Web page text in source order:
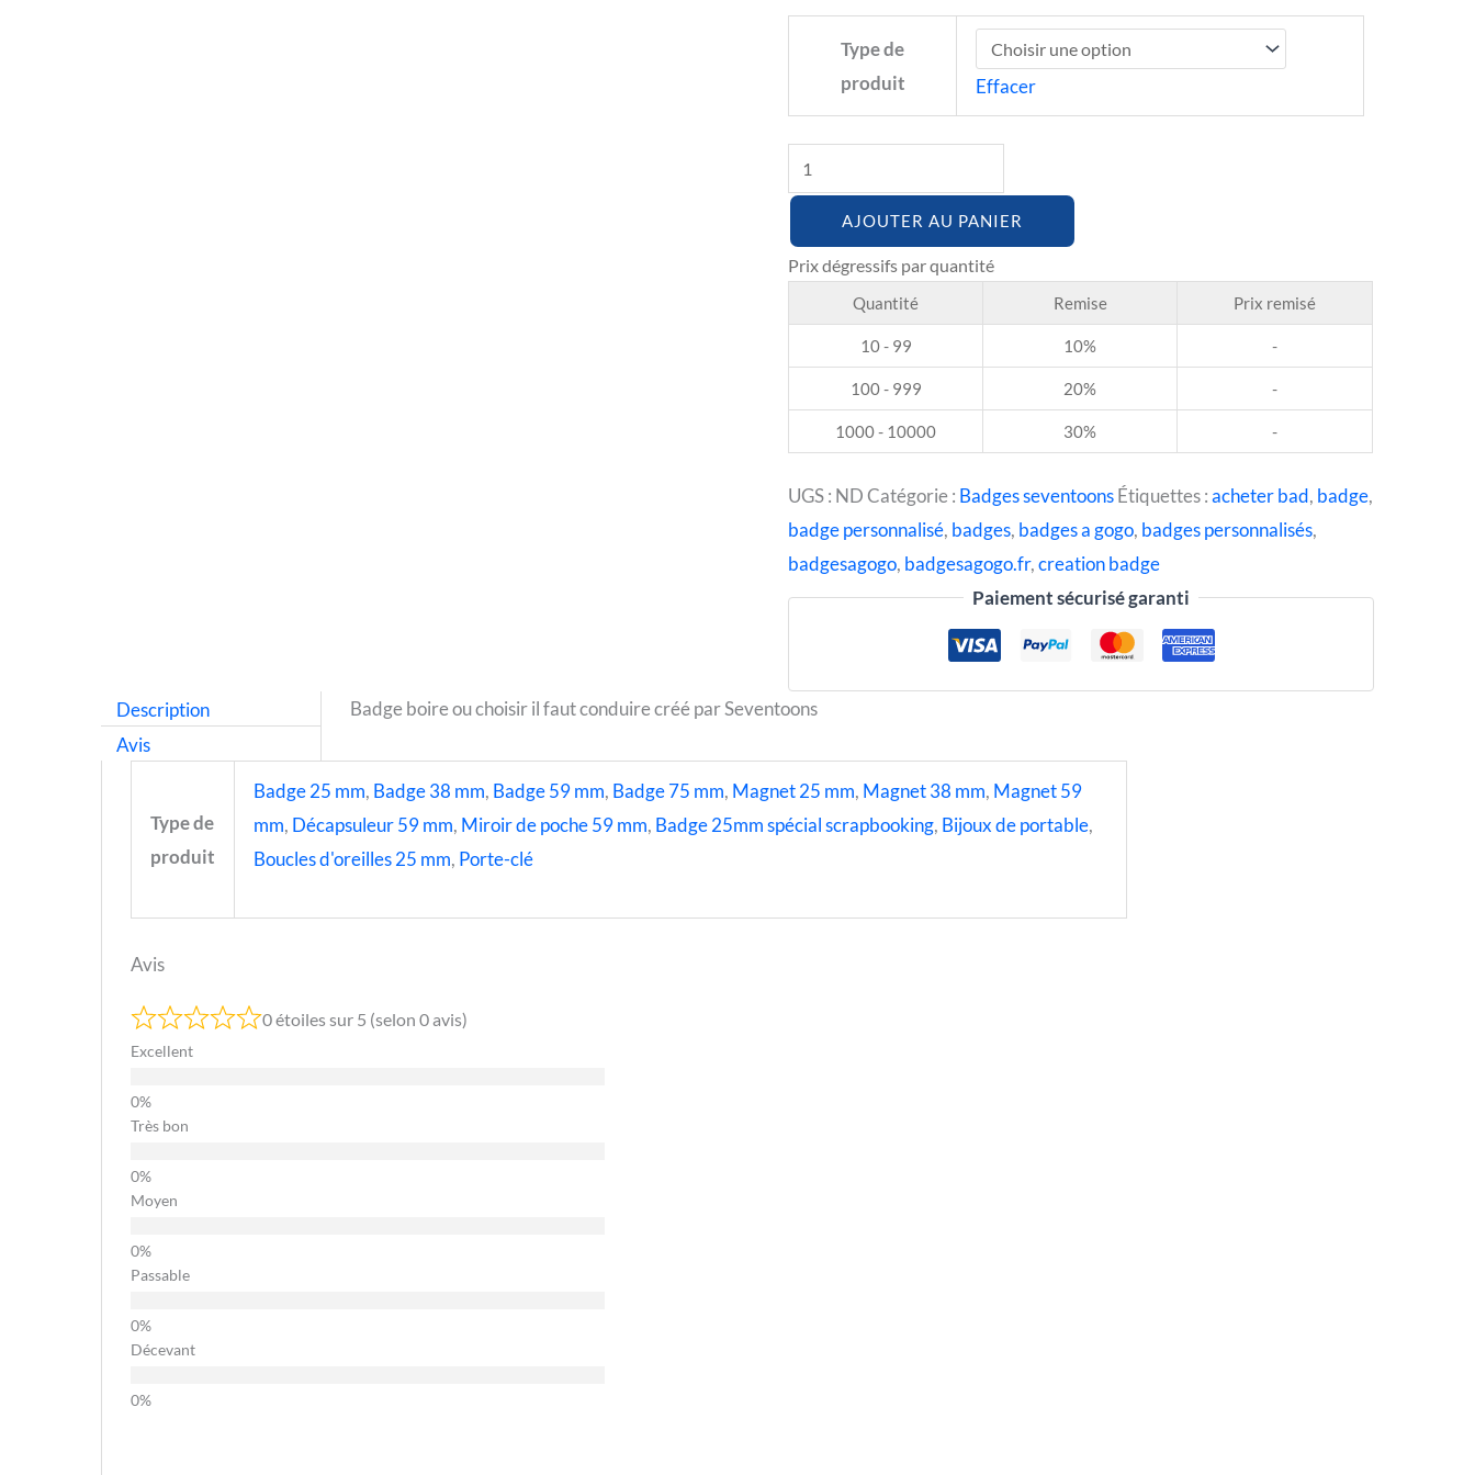
Type de
produit
Effacer
il
conduire
AJOUTER AU PANIER
Quantité Remise Prix remisé
10 - 99 10% -
100 - 999 20% -
1000 - 10000 30% -
UGS : ND Catégorie : Badges seventoonsÉtiquettes :acheter bad, badge,
badge personnalisé, badges, badges a gogo, badges personnalisés,
badgesagogo, badgesagogo.fr,creation badge
Paiement sécurisé garanti
Description
Avis
Badge boire ou choisir il faut conduire créé par Seventoons
Type de
produit
Badge 25 mm, Badge 38 mm, Badge 59 mm, Badge 75 mm, Magnet 25 mm, Magnet 38 mm, Magnet 59
mm, Décapsuleur 59 mm, Miroir de poche 59 mm, Badge 25mm spécial scrapbooking, Bijoux de portable,
Boucles d'oreilles 25 mm, Porte-clé
Avis
0 étoiles sur 5 (selon 0 avis)
Excellent
Très bon
Moyen
Passable
Décevant